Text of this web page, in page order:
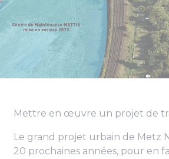
Mettre en œuvre un projet de
Le grand projet urbain de Metz
20 prochaines années, pour en